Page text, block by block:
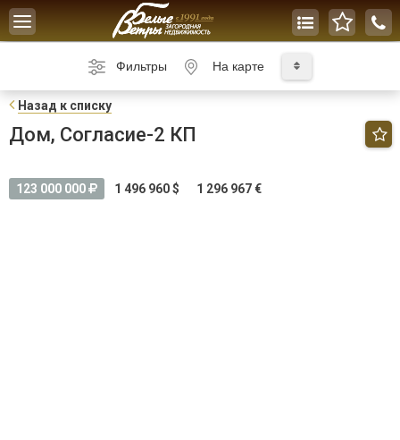
Toggle
navigation
Фильтры На карте
Назад к списку
Дом, Согласие-2 КП
123 000 000 1 496 960 $ 1 296 967 €